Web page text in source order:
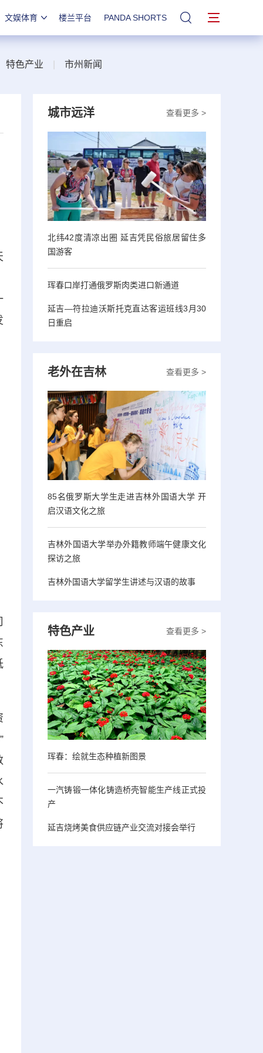
文娱体育 楼兰平台 PANDA SHORTS 站内搜索
特色产业 市州新闻
查看更多 >
城市远洋
北纬42度清凉出圈 延吉凭民俗旅居留住多
国游客
珲春口岸打通俄罗斯肉类进口新通道
延吉—符拉迪沃斯托克直达客运班线3月30
日重启
查看更多 >
老外在吉林
85名俄罗斯大学生走进吉林外国语大学 开
启汉语文化之旅
吉林外国语大学举办外籍教师端午健康文化
探访之旅
吉林外国语大学留学生讲述与汉语的故事
查看更多 >
特色产业
珲春：绘就生态种植新图景
一汽铸锻一体化铸造桥壳智能生产线正式投
产
延吉烧烤美食供应链产业交流对接会举行